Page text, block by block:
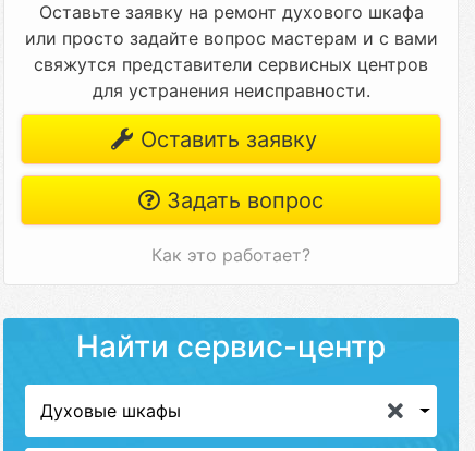
Оставьте заявку на ремонт духового шкафа
или просто задайте вопрос мастерам и с вами
свяжутся представители сервисных центров
для устранения неисправности.
Оставить заявку
Задать вопрос
Как это работает?
Найти сервис-центр
Духовые шкафы